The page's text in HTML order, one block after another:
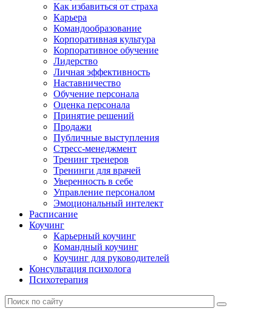
Как избавиться от страха
Карьера
Командообразование
Корпоративная культура
Корпоративное обучение
Лидерство
Личная эффективность
Наставничество
Обучение персонала
Оценка персонала
Принятие решений
Продажи
Публичные выступления
Стресс-менеджмент
Тренинг тренеров
Тренинги для врачей
Уверенность в себе
Управление персоналом
Эмоциональный интелект
Расписание
Коучинг
Карьерный коучинг
Командный коучинг
Коучинг для руководителей
Консультация психолога
Психотерапия